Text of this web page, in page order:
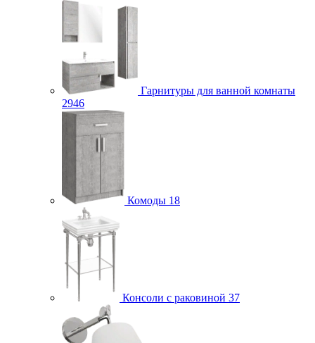
Гарнитуры для ванной комнаты
2946
Комоды 18
Консоли с раковиной 37